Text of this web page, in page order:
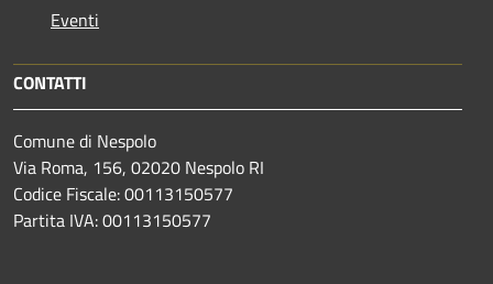
Eventi
CONTATTI
Comune di Nespolo
Via Roma, 156, 02020 Nespolo RI
Codice Fiscale: 00113150577
Partita IVA: 00113150577